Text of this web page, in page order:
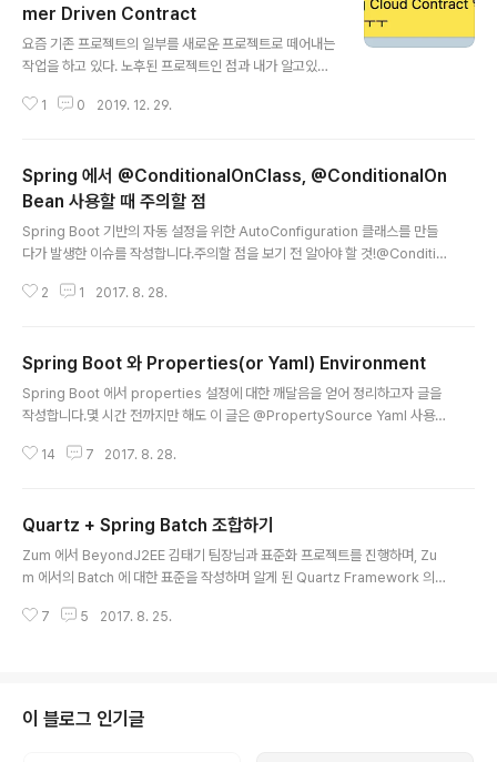
mer Driven Contract
요즘 기존 프로젝트의 일부를 새로운 프로젝트로 떼어내는
작업을 하고 있다. 노후된 프로젝트인 점과 내가 알고있는
리를 하다보니 기능이 중복된, 프로젝트의 성격 이상으로
구사항이 점점 늘어나면서 불가피하게, 혹은 요구했었지만
이제는 다르게 사용하는 API가 되었지 않을까 생각한다.
정리를 위해 이 API들을 사용하는 서비스들에 대해서 전부
조사를 해야했고, 굉장히 많은 시간을 소비해야 했다. 정리
요구, 제공 스펙, 그리고 그것들을 위한 테스트 코드들이 보
1 0 2019. 12. 29.
Spring 에서 @ConditionalOnClass, @ConditionalOn
Bean 사용할 때 주의할 점
Spring Boot 기반의 자동 설정을 위한 AutoConfiguration 클래스를 만들
다가 발생한 이슈를 작성합니다.주의할 점을 보기 전 알아야 할 것!@Conditio
이너에 등록하는 역할을 합니다. 이 어노테이션은 Condition Interface 사용
nditional 어노테이션의 파생 어노테이션들이 있습니다.주의점을 적을 어노테
이션은 아래 어노테이션들 입니다.@ConditionalOnClass : 특정 Class 파
일이 존재하면 Bean 을 등록.@Condit..
2 1 2017. 8. 28.
Spring Boot 와 Properties(or Yaml) Environment
Spring Boot 에서 properties 설정에 대한 깨달음을 얻어 정리하고자 글을
작성합니다.몇 시간 전까지만 해도 이 글은 @PropertySource Yaml 사용하
로 마음 먹은 이유는@PropertySource 의 Yaml 미지원@Configuration
였던 스프링 부트, YAML 적용 이라는 블로그에서 소개하였던 @Configurati
onProeprties 의 locations 이 Spring Boot 1.4 를 이후로 Deprecated
되었습니..
14 7 2017. 8. 28.
Quartz + Spring Batch 조합하기
Zum 에서 BeyondJ2EE 김태기 팀장님과 표준화 프로젝트를 진행하며, Zu
m 에서의 Batch 에 대한 표준을 작성하며 알게 된 Quartz Framework 의
tz란?Quartz Scheduler 는 거의 모든 Java 응용 프로그램에 통합 할 수 있
했다. 그래서 찾아보게 된게 Spring + Quartz Scheduler 조합의 활용이었
다. 하지만 Spring 3.1 버전 부터는 Quar..
7 5 2017. 8. 25.
이 블로그 인기글